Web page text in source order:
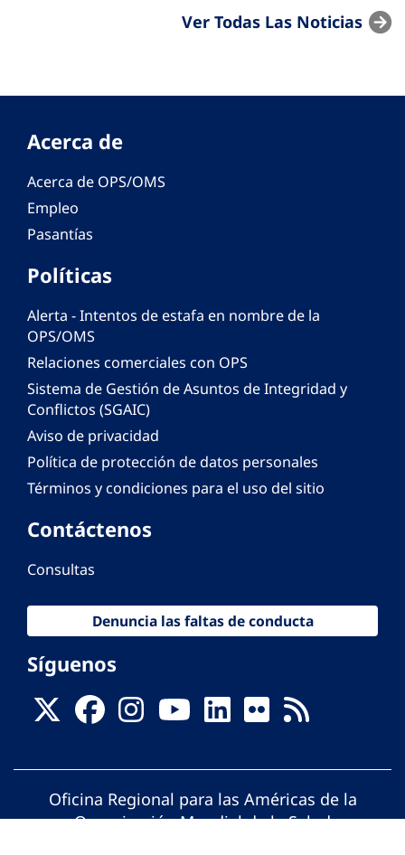
Ver Todas Las Noticias
Acerca de
Acerca de OPS/OMS
Empleo
Pasantías
Políticas
Alerta - Intentos de estafa en nombre de la
OPS/OMS
Relaciones comerciales con OPS
Sistema de Gestión de Asuntos de Integridad y
Conflictos (SGAIC)
Aviso de privacidad
Política de protección de datos personales
Términos y condiciones para el uso del sitio
Contáctenos
Consultas
Denuncia las faltas de conducta
Síguenos
Oficina Regional para las Américas de la
Organización Mundial de la Salud